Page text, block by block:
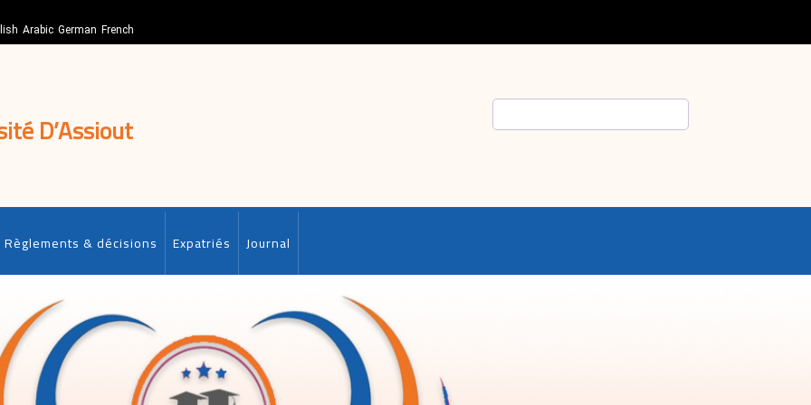
Arabic German French
D’Assiout
Règlements & décisions Expatriés Journal